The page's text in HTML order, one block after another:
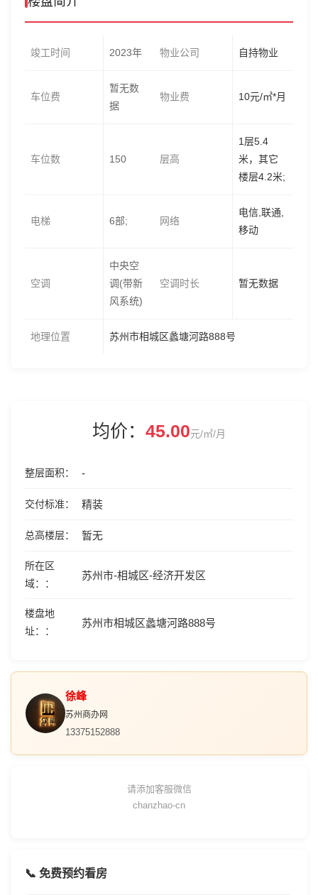
竣工时间 2023年 物业公司 自持物业
车位费
暂无数
据
物业费 10元/㎡*月
车位数 150 层高
1层5.4
米，其它
楼层4.2米;
电梯 6部; 网络
电信,联通,
移动
空调
中央空
调(带新
风系统)
空调时长 暂无数据
地理位置 苏州市相城区蠡塘河路888号
均价： 45.00元/㎡/月
整层面积 -
交付标准 精装
总高楼层 暂无
所在区
域：
苏州市-相城区-经济开发区
楼盘地
址：
苏州市相城区蠡塘河路888号
徐峰
苏州商办网
13375152888
请添加客服微信
chanzhao-cn
📞 免费预约看房